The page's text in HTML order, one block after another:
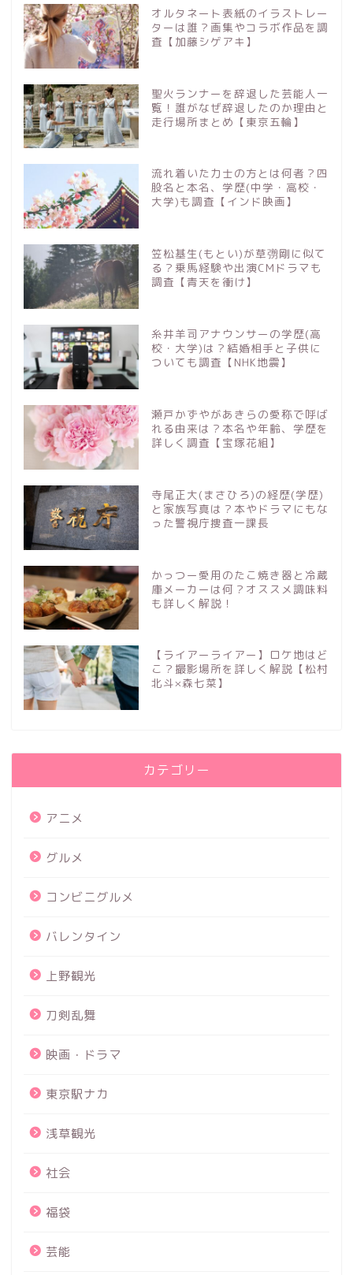
オルタネート表紙のイラストレー
ターは誰？画集やコラボ作品を調
査【加藤シゲアキ】
聖火ランナーを辞退した芸能人一
覧！誰がなぜ辞退したのか理由と
走行場所まとめ【東京五輪】
流れ着いた力士の方とは何者？四
股名と本名、学歴(中学・高校・
大学)も調査【インド映画】
笠松基生(もとい)が草彅剛に似て
る？乗馬経験や出演CMドラマも
調査【青天を衝け】
糸井羊司アナウンサーの学歴(高
校・大学)は？結婚相手と子供に
ついても調査【NHK地震】
瀬戸かずやがあきらの愛称で呼ば
れる由来は？本名や年齢、学歴を
詳しく調査【宝塚花組】
寺尾正大(まさひろ)の経歴(学歴)
と家族写真は？本やドラマにもな
った警視庁捜査一課長
かっつー愛用のたこ焼き器と冷蔵
庫メーカーは何？オススメ調味料
も詳しく解説！
【ライアーライアー】ロケ地はど
こ？撮影場所を詳しく解説【松村
北斗×森七菜】
カテゴリー
アニメ
グルメ
コンビニグルメ
バレンタイン
上野観光
刀剣乱舞
映画・ドラマ
東京駅ナカ
浅草観光
社会
福袋
芸能